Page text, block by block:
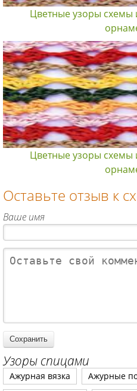
Цветные узоры
Цветные узоры
Оставьте отзыв к
Ваше имя
Узоры спицами
Ажурная вязка Ажурные